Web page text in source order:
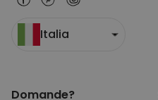
Italia
Domande?